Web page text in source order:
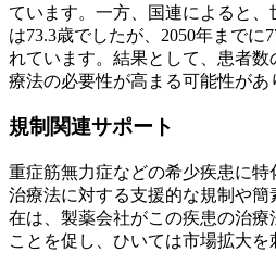
ています。一方、国連によると、
は73.3歳でしたが、2050年までに
れています。結果として、患者
療法の必要性が高まる可能性があ
規制関連サポート
重症筋無力症などの希少疾患に
治療法に対する支援的な規制や
在は、製薬会社がこの疾患の治
ことを促し、ひいては市場拡大を